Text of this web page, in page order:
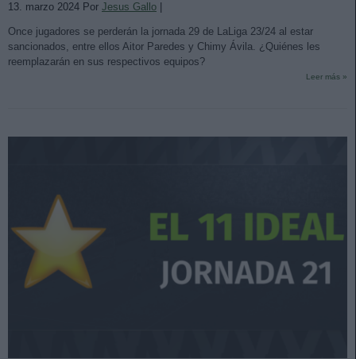
13. marzo 2024 Por Jesus Gallo
Once jugadores se perderán la jornada 29 de LaLiga 23/24 al estar
sancionados, entre ellos Aitor Paredes y Chimy Ávila. ¿Quiénes les
reemplazarán en sus respectivos equipos?
Leer más »